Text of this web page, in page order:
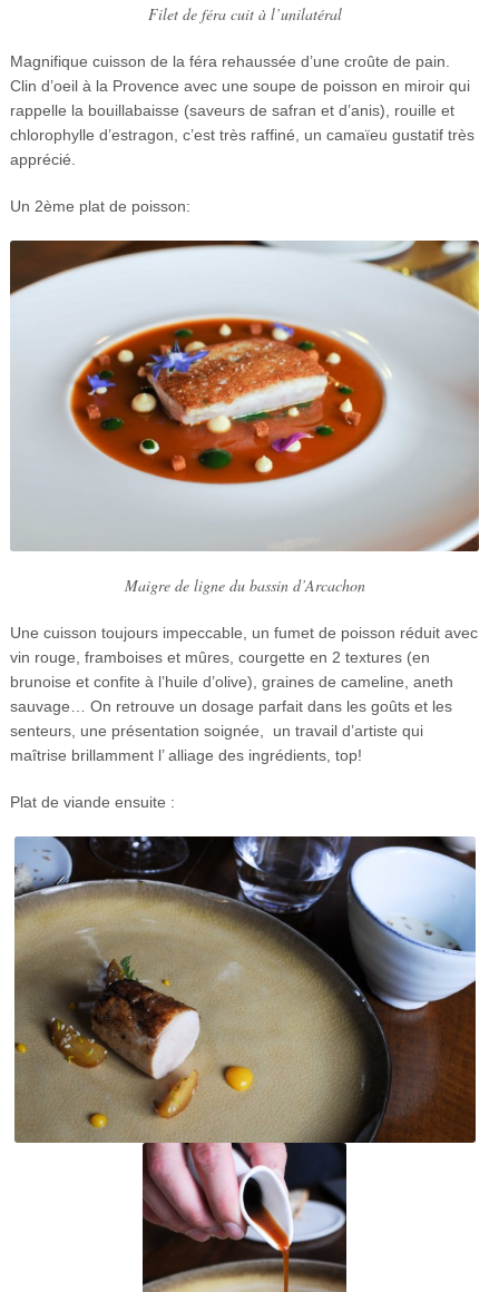
Filet de féra cuit à l’unilatéral
Magnifique cuisson de la féra rehaussée d’une croûte de pain.
Clin d’oeil à la Provence avec une soupe de poisson en miroir qui
rappelle la bouillabaisse (saveurs de safran et d’anis), rouille et
chlorophylle d’estragon, c’est très raffiné, un camaïeu gustatif très
apprécié.
Un 2ème plat de poisson:
Maigre de ligne du bassin d’Arcachon
Une cuisson toujours impeccable, un fumet de poisson réduit avec
vin rouge, framboises et mûres, courgette en 2 textures (en
brunoise et confite à l’huile d’olive), graines de cameline, aneth
sauvage… On retrouve un dosage parfait dans les goûts et les
senteurs, une présentation soignée, un travail d’artiste qui
maîtrise brillamment l’ alliage des ingrédients, top!
Plat de viande ensuite :